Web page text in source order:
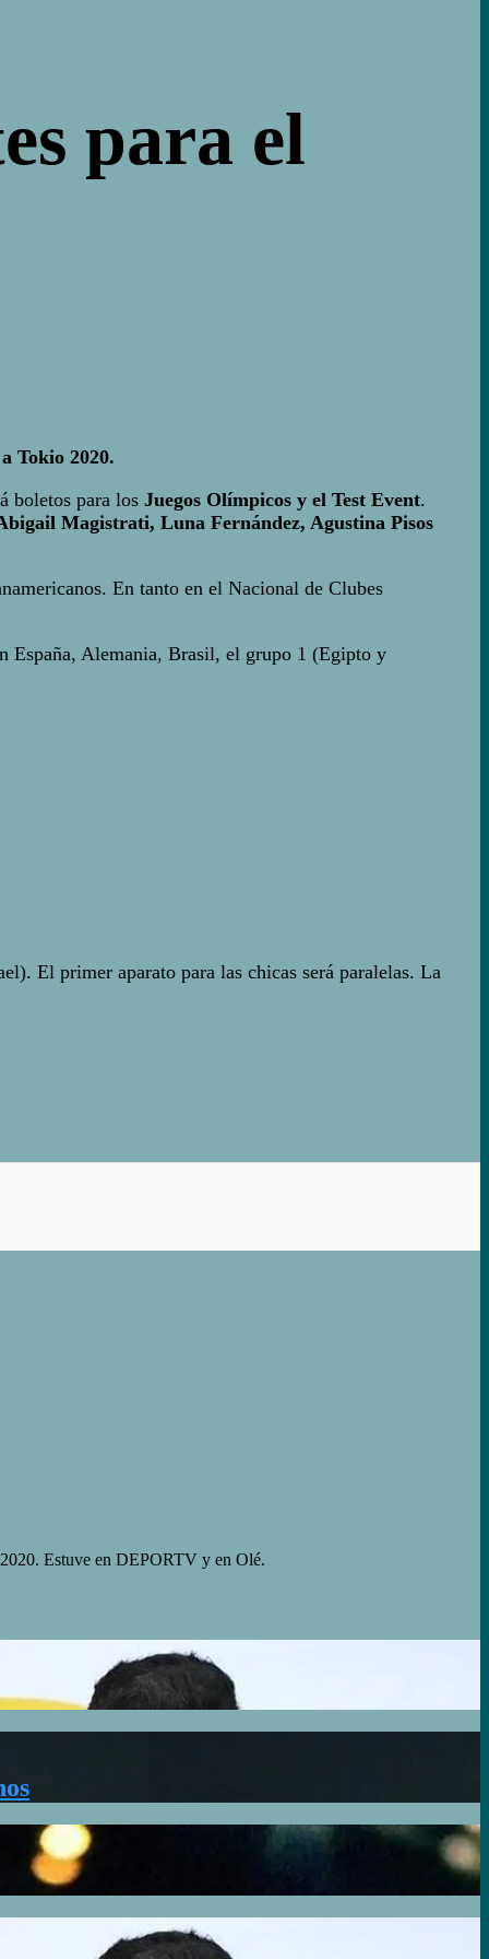
para el
Tokio 2020.
boletos para los Juegos Olímpicos y el Test Event.
Magistrati, Luna Fernández, Agustina Pisos
En tanto en el Nacional de Clubes
España, Alemania, Brasil, el grupo 1 (Egipto y
El primer aparato para las chicas será paralelas. La
Estuve en DEPORTV y en Olé.